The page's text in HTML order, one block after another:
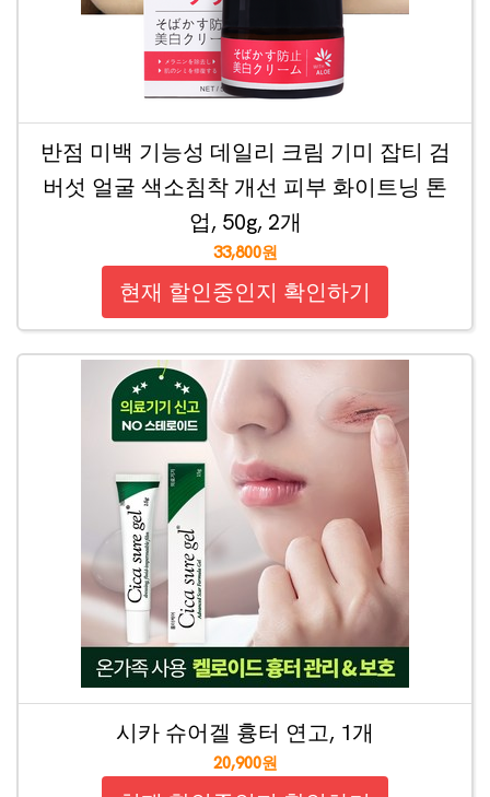
반점 미백 기능성 데일리 크림 기미 잡티 검
버섯 얼굴 색소침착 개선 피부 화이트닝 톤
업, 50g, 2개
33,800원
현재 할인중인지 확인하기
시카 슈어겔 흉터 연고, 1개
20,900원